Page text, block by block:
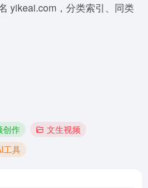
yikeai.com，分类索引、同类
创作
文生视频
工具